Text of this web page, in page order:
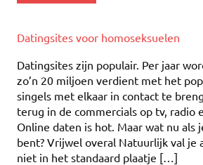
Datingsites voor homoseksuelen
Datingsites zijn populair. Per jaar
zo’n 20 miljoen verdient met het
singels met elkaar in contact te
terug in de commercials op tv, radio
Online daten is hot. Maar wat nu als
bent? Vrijwel overal Natuurlijk val je
niet in het standaard plaatje […]